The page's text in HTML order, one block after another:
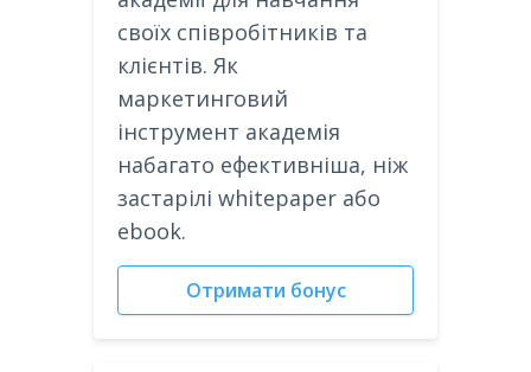
своїх співробітників та
клієнтів. Як
маркетинговий
інструмент академія
набагато ефективніша, ніж
застарілі whitepaper або
ebook.
Отримати бонус